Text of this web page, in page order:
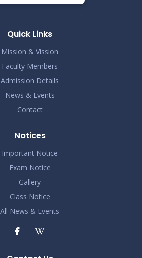
Quick Links
Mission & Vission
Faculty Members
Admission Details
News & Events
Contact
Notices
Important Notice
Exam Notice
Gallery
Class Notice
All News & Events